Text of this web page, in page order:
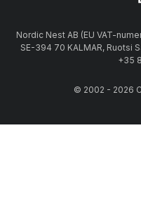
Nordic Nest AB (EU VAT-
SE-394 70 KALMAR, Ruotsi
+35
© 2002 - 2026